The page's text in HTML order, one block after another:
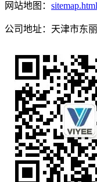
网站地图：
公司地址：天津市东